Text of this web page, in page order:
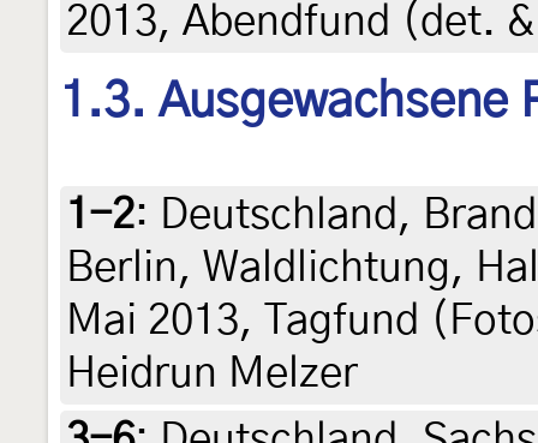
2013, Abendfund (det.
1.3. Ausgewachsene
1-2: Deutschland,
Berlin, Waldlichtung,
Mai 2013, Tagfund
Heidrun Melzer